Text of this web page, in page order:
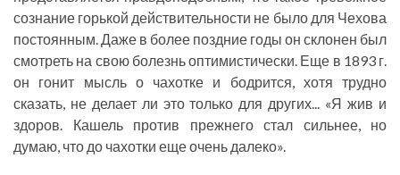
сознание горькой действительности не было для Чехова
постоянным. Даже в более поздние годы он склонен был
смотреть на свою болезнь оптимистически. Еще в 1893 г.
он гонит мысль о чахотке и бодрится, хотя трудно
сказать, не делает ли это только для других... «Я жив и
здоров. Кашель против прежнего стал сильнее, но
думаю, что до чахотки еще очень далеко».